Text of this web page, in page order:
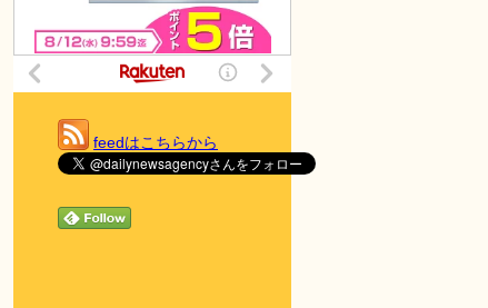
feedはこちらから